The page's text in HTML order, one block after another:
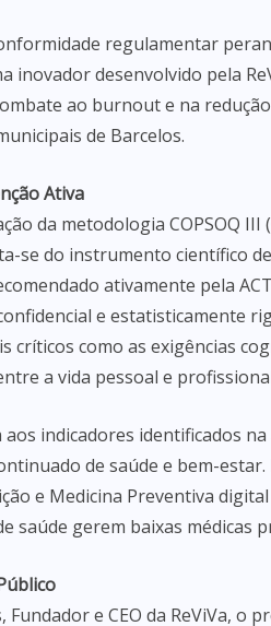
regulamentar
inovador desenvolvido pela
ao burnout e na
de Barcelos.
Ativa
da metodologia COPSOQ
se do instrumento científico
ativamente pela
e estatisticamente
críticos como as exigências
a vida pessoal e
indicadores identificados
de saúde e bem-
e Medicina Preventiva
saúde gerem baixas médicas
e CEO da ReViVa, o